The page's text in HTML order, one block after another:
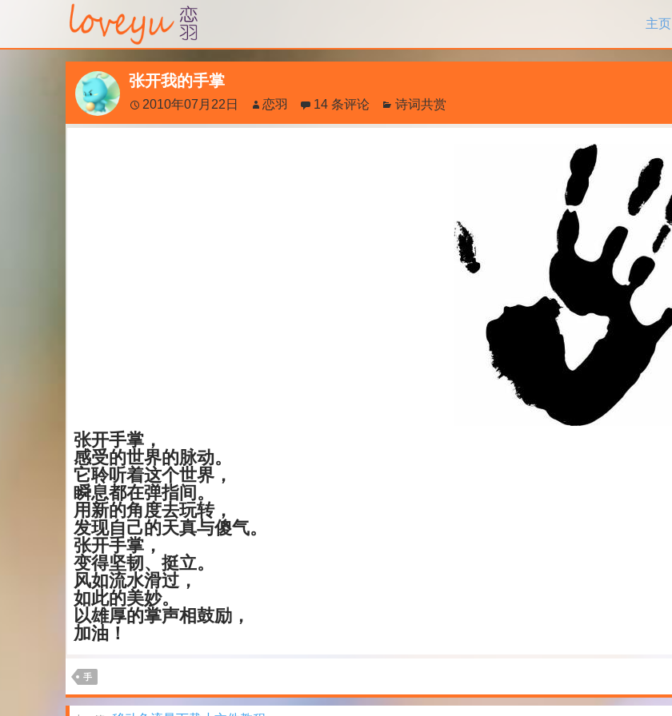
主页
张开我的手掌
2010年07月22日 恋羽 14 条评论 诗词共赏
张开手掌，
感受的世界的脉动。
它聆听着这个世界，
瞬息都在弹指间。
用新的角度去玩转，
发现自己的天真与傻气。
张开手掌，
变得坚韧、挺立。
风如流水滑过，
如此的美妙。
以雄厚的掌声相鼓励，
加油！
手